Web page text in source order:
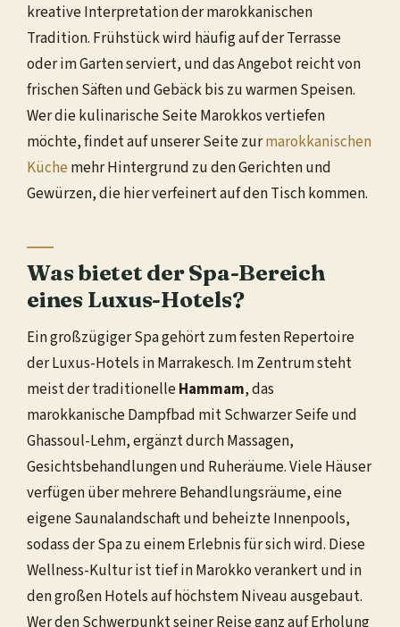
kreative Interpretation der marokkanischen
Tradition. Frühstück wird häufig auf der Terrasse
oder im Garten serviert, und das Angebot reicht von
frischen Säften und Gebäck bis zu warmen Speisen.
Wer die kulinarische Seite Marokkos vertiefen
möchte, findet auf unserer Seite zurmarokkanischen
Küche mehr Hintergrund zu den Gerichten und
Gewürzen, die hier verfeinert auf den Tisch kommen.
Was bietet der Spa-Bereich
eines Luxus-Hotels?
Ein großzügiger Spa gehört zum festen Repertoire
der Luxus-Hotels in Marrakesch. Im Zentrum steht
meist der traditionelleHammam, das
marokkanische Dampfbad mit Schwarzer Seife und
Ghassoul-Lehm, ergänzt durch Massagen,
Gesichtsbehandlungen und Ruheräume. Viele Häuser
verfügen über mehrere Behandlungsräume, eine
eigene Saunalandschaft und beheizte Innenpools,
sodass der Spa zu einem Erlebnis für sich wird. Diese
Wellness-Kultur ist tief in Marokko verankert und in
den großen Hotels auf höchstem Niveau ausgebaut.
Wer den Schwerpunkt seiner Reise ganz auf Erholung